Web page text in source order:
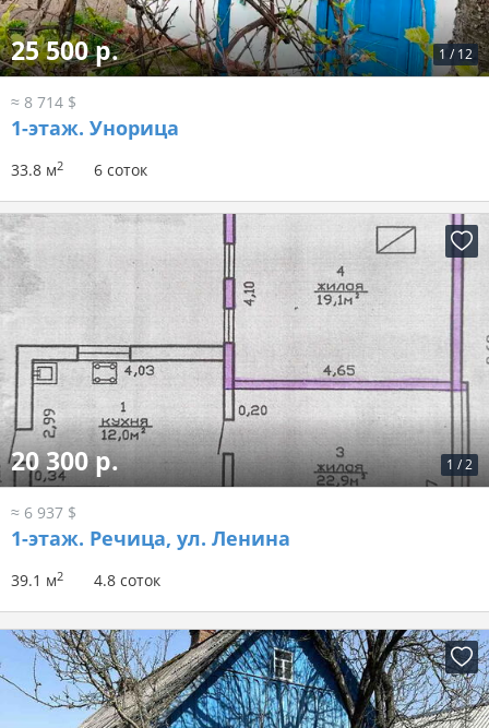
1 / 12
25 500 р.
≈ 8 714 $
1-этаж. Унорица
33.8 м2 6 соток
1 /2
20 300 р.
≈ 6 937 $
1-этаж. Речица, ул. Ленина
39.1 м2 4.8 соток